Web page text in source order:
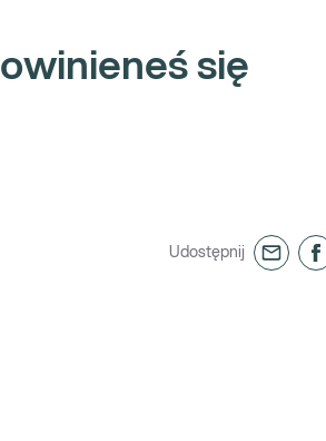
się
Udostępnij